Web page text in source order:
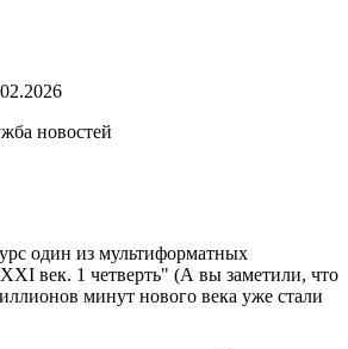
новостей
один из мультиформатных
век. 1 четверть" (А вы заметили, что
минут нового века уже стали